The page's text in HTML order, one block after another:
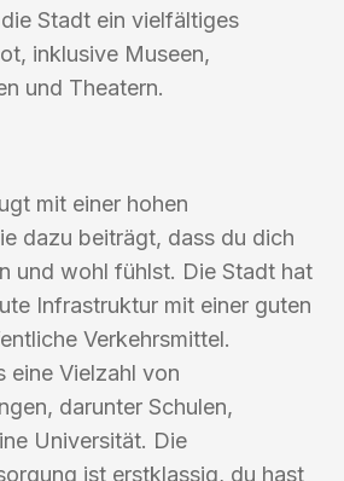
Stadt ein vielfältiges
inklusive Museen,
und Theatern.
mit einer hohen
dazu beiträgt, dass du dich
und wohl fühlst. Die Stadt hat
Infrastruktur mit einer guten
Verkehrsmittel.
eine Vielzahl von
darunter Schulen,
Universität. Die
ist erstklassig, du hast